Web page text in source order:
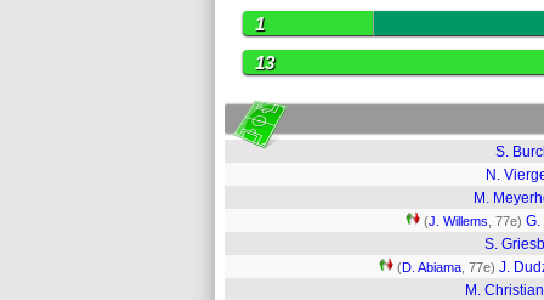
1
13
S.
N.
M.
(J. Willems , 77e) G.
S.
(D. Abiama , 77e) J.
M.